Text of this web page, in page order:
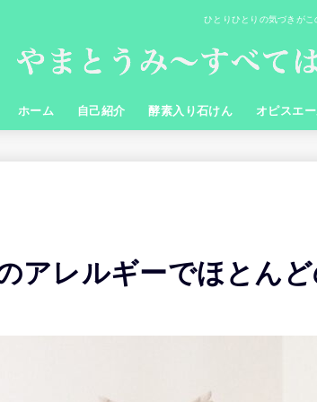
ひとりひとりの気づきが
ホーム 自己紹介 酵素入り石けん オピスエ
アレルギーでほとん